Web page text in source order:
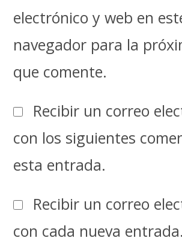
electrónico y web en
navegador para la
que comente.
Recibir un correo
con los siguientes
esta entrada.
Recibir un correo
con cada nueva entrada.